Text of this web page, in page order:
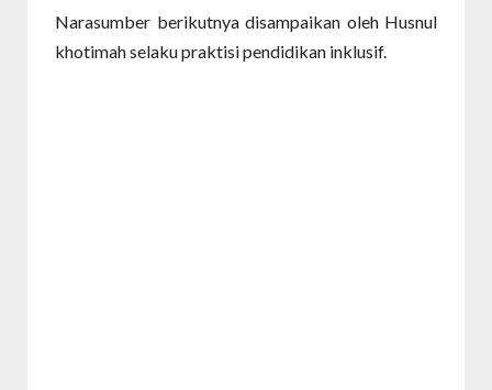
Narasumber berikutnya disampaikan oleh Husnul
khotimah selaku praktisi pendidikan inklusif.